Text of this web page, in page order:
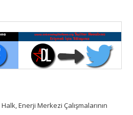
Enerji Merkezi Çalışmalarının